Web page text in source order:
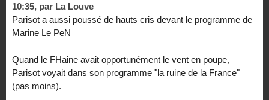
10:35, par La Louve
Parisot a aussi poussé de hauts cris devant le programme de
Marine Le PeN
Quand le FHaine avait opportunément le vent en poupe,
Parisot voyait dans son programme "la ruine de la France"
(pas moins).